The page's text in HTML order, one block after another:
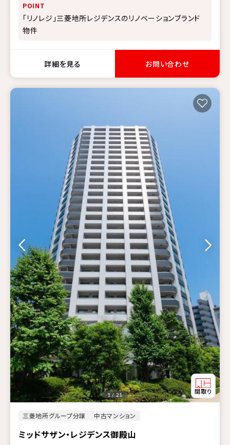
POINT
「リノレジ」三菱地所レジデンスのリノベーションブランド
物件
詳細を見る お問い合わせ
三菱地所グループ分譲 中古マンション
ミッドサザン・レジデンス御殿山
1 / 21